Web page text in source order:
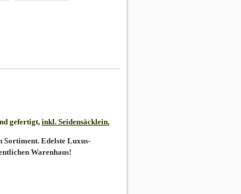
gefertigt,inkl. Seidensäcklein.
Sortiment. Edelste Luxus-
Warenhaus!